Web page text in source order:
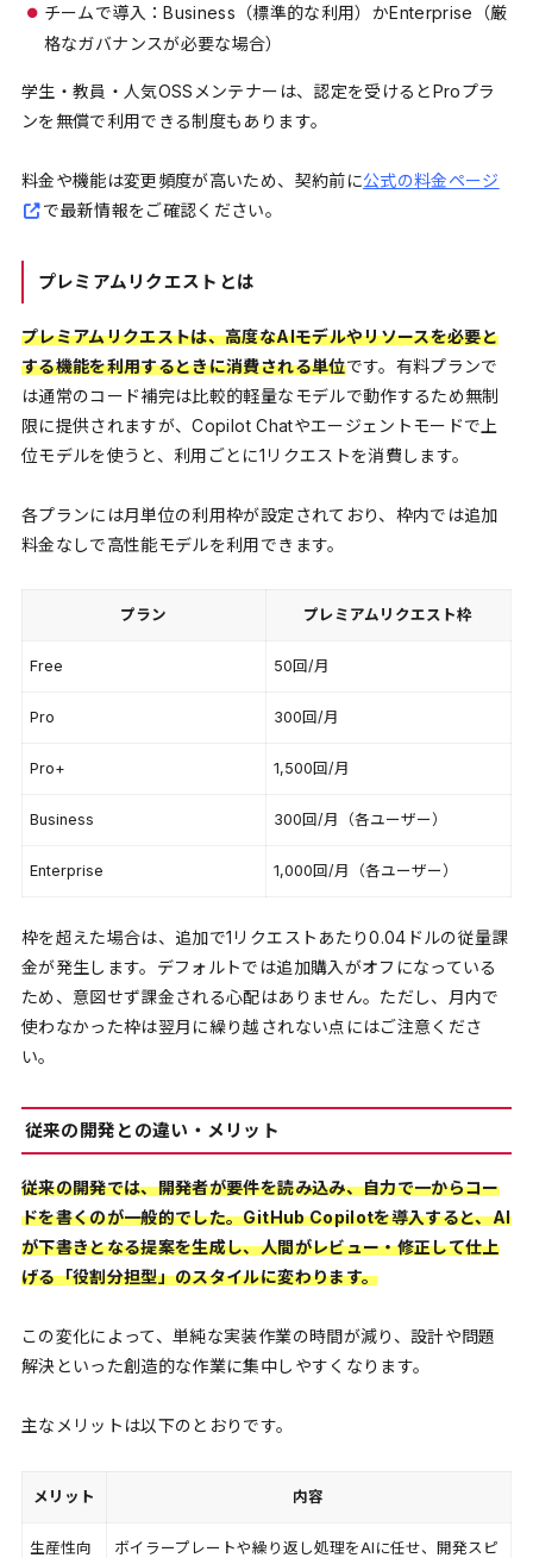
チームで導入：Business（標準的な利用）かEnterprise（厳
格なガバナンスが必要な場合）
学生・教員・人気OSSメンテナーは、認定を受けるとProプラ
ンを無償で利用できる制度もあります。
料金や機能は変更頻度が高いため、契約前に公式の料金ページ
で最新情報をご確認ください。
プレミアムリクエストとは
プレミアムリクエストは、高度なAIモデルやリソースを必要と
する機能を利用するときに消費される単位です。有料プランで
は通常のコード補完は比較的軽量なモデルで動作するため無制
限に提供されますが、Copilot Chatやエージェントモードで上
位モデルを使うと、利用ごとに1リクエストを消費します。
各プランには月単位の利用枠が設定されており、枠内では追加
料金なしで高性能モデルを利用できます。
プラン プレミアムリクエスト枠
Free 50回/月
Pro 300回/月
Pro+ 1,500回/月
Business 300回/月（各ユーザー）
Enterprise 1,000回/月（各ユーザー）
枠を超えた場合は、追加で1リクエストあたり0.04ドルの従量課
金が発生します。デフォルトでは追加購入がオフになっている
ため、意図せず課金される心配はありません。ただし、月内で
使わなかった枠は翌月に繰り越されない点にはご注意くださ
い。
従来の開発との違い・メリット
従来の開発では、開発者が要件を読み込み、自力で一からコー
ドを書くのが一般的でした。GitHub Copilotを導入すると、AI
が下書きとなる提案を生成し、人間がレビュー・修正して仕上
げる「役割分担型」のスタイルに変わります。
この変化によって、単純な実装作業の時間が減り、設計や問題
解決といった創造的な作業に集中しやすくなります。
主なメリットは以下のとおりです。
メリット 内容
生産性向
ボイラープレートや繰り返し処理をAIに任せ、開発スピ